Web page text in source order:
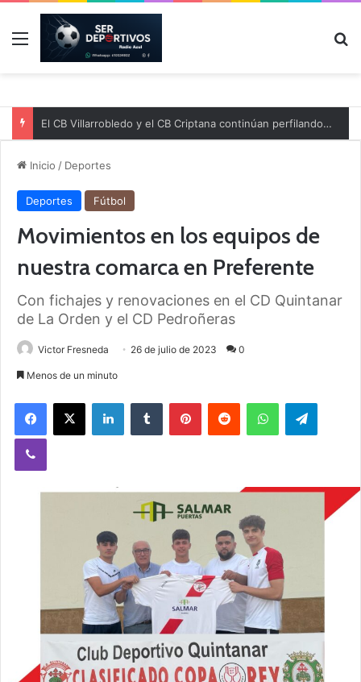
Menú
El CB Villarrobledo y el CB Criptana continúan perfilando sus plantillas
Inicio / Deportes
Deportes Fútbol
Movimientos en los equipos de
nuestra comarca en Preferente
Con fichajes y renovaciones en el CD Quintanar
de La Orden y el CD Pedroñeras
Victor Fresneda 26 de julio de 2023 0
Menos de un minuto